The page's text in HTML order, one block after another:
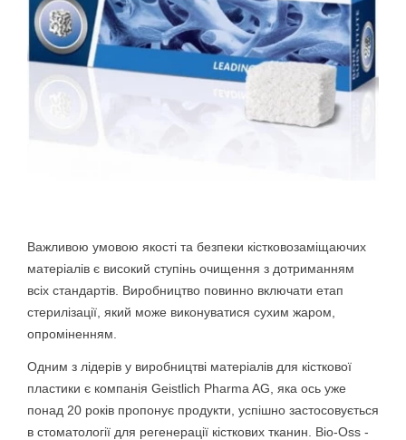
Важливою умовою якості та безпеки кістковозаміщаючих
матеріалів є високий ступінь очищення з дотриманням
всіх стандартів. Виробництво повинно включати етап
стерилізації, який може виконуватися сухим жаром,
опроміненням.
Одним з лідерів у виробництві матеріалів для кісткової
пластики є компанія Geistlich Pharma AG, яка ось уже
понад 20 років пропонує продукти, успішно застосовується
в стоматології для регенерації кісткових тканин. Bio-Oss -